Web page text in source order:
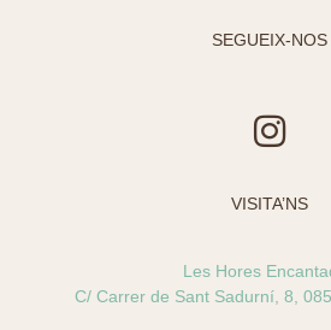
SEGUEIX-NOS
I
n
t
a
g
VISITA’NS
Les Hores
C/ Carrer de Sant Sadurní, 8,